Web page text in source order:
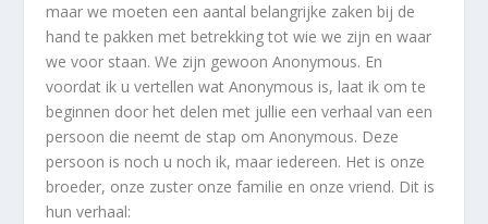
maar we moeten een aantal belangrijke zaken bij de
hand te pakken met betrekking tot wie we zijn en waar
we voor staan. We zijn gewoon Anonymous. En
voordat ik u vertellen wat Anonymous is, laat ik om te
beginnen door het delen met jullie een verhaal van een
persoon die neemt de stap om Anonymous. Deze
persoon is noch u noch ik, maar iedereen. Het is onze
broeder, onze zuster onze familie en onze vriend. Dit is
hun verhaal: